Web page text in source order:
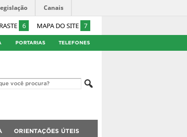
6 MAPA DO SITE 7
Canais
PORTARIAS TELEFONES
ORIENTAÇÕES ÚTEIS